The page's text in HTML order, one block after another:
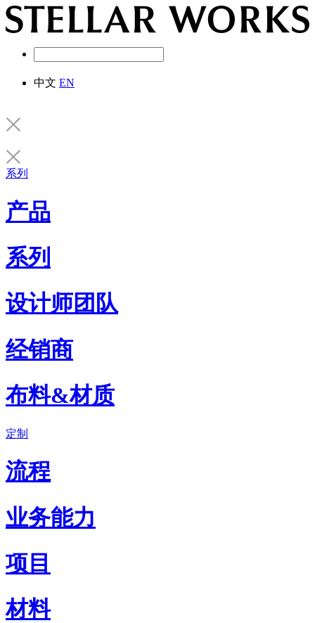
中文 EN
系列
产品
系列
设计师团队
经销商
布料&材质
定制
流程
业务能力
项目
材料